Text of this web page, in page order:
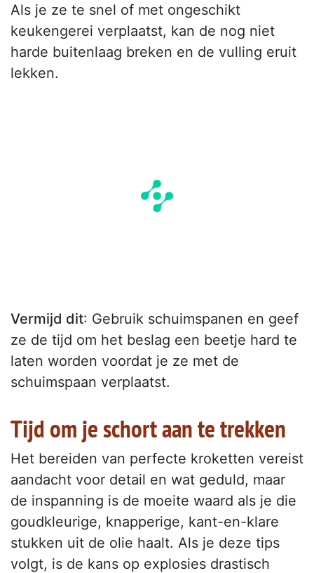
Als je ze te snel of met ongeschikt
keukengerei verplaatst, kan de nog niet
harde buitenlaag breken en de vulling eruit
lekken.
Vermijd dit: Gebruik schuimspanen en geef
ze de tijd om het beslag een beetje hard te
laten worden voordat je ze met de
schuimspaan verplaatst.
Tijd om je schort aan te trekken
Het bereiden van perfecte kroketten vereist
aandacht voor detail en wat geduld, maar
de inspanning is de moeite waard als je die
goudkleurige, knapperige, kant-en-klare
stukken uit de olie haalt. Als je deze tips
volgt, is de kans op explosies drastisch